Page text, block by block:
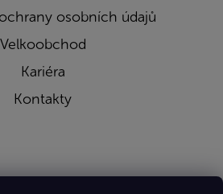
osobních údajů
Velkoobchod
Kariéra
Kontakty